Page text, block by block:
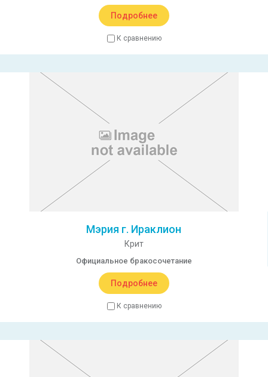
Подробнее
К сравнению
Мэрия г. Ираклион
Крит
Официальное бракосочетание
Подробнее
К сравнению